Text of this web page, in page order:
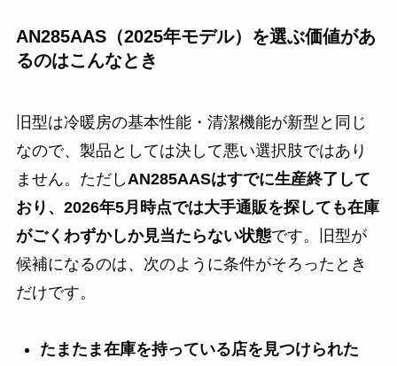
AN285AAS（2025年モデル）を選ぶ価値があ
るのはこんなとき
旧型は冷暖房の基本性能・清潔機能が新型と同じ
なので、製品としては決して悪い選択肢ではあり
ません。ただし AN285AASはすでに生産終了して
おり、2026年5月時点では大手通販を探しても在庫
がごくわずかしか見当たらない状態です。旧型が
候補になるのは、次のように条件がそろったとき
だけです。
たまたま在庫を持っている店を見つけられた